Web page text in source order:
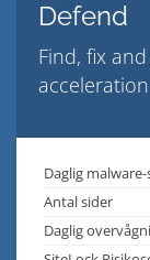
Defend
Find, fix
acceleration
Daglig
Antal sider
Daglig